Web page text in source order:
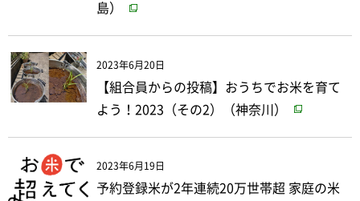
島）
2023年6月20日
【組合員からの投稿】おうちでお米を育て
よう！2023（その2）（神奈川）
2023年6月19日
予約登録米が2年連続20万世帯超 家庭の米